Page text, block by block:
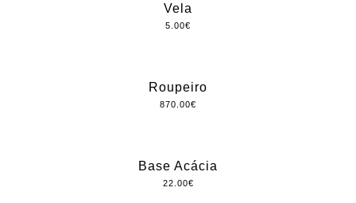
Vela
5.00€
Roupeiro
870.00€
Base Acácia
22.00€